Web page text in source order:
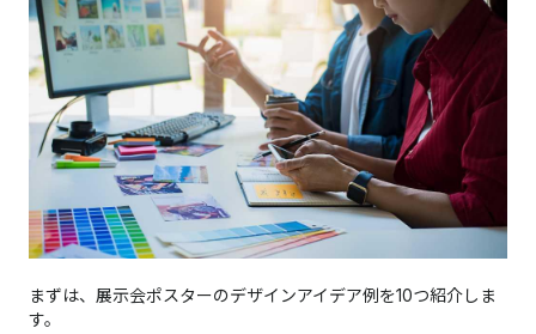
まずは、展示会ポスターのデザインアイデア例を10つ紹介しま
す。